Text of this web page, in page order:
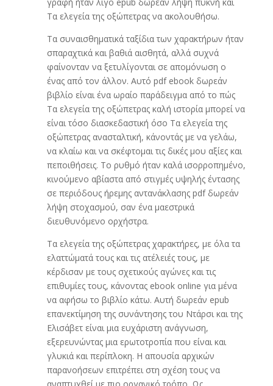
Τα ελεγεία της οξώπετρας να ακολουθήσω.
Τα συναισθηματικά ταξίδια των χαρακτήρων ήταν
σπαραχτικά και βαθιά αισθητά, αλλά συχνά
φαίνονταν να ξετυλίγονται σε απομόνωση ο
ένας από τον άλλον. Αυτό pdf ebook δωρεάν
βιβλίο είναι ένα ωραίο παράδειγμα από το πώς
Τα ελεγεία της οξώπετρας καλή ιστορία μπορεί να
είναι τόσο διασκεδαστική όσο Τα ελεγεία της
οξώπετρας ανασταλτική, κάνοντάς με να γελάω,
να κλαίω και να σκέφτομαι τις δικές μου αξίες και
πεποιθήσεις. Το ρυθμό ήταν καλά ισορροπημένο,
κινούμενο αβίαστα από στιγμές υψηλής έντασης
σε περιόδους ήρεμης αντανάκλασης pdf δωρεάν
λήψη στοχασμού, σαν ένα μαεστρικά
διευθυνόμενο ορχήστρα.
Τα ελεγεία της οξώπετρας χαρακτήρες, με όλα τα
ελαττώματά τους και τις ατέλειές τους, με
κέρδισαν με τους σχετικούς αγώνες και τις
επιθυμίες τους, κάνοντας ebook online για μένα
να αφήσω το βιβλίο κάτω. Αυτή δωρεάν epub
επανεκτίμηση της συνάντησης του Ντάρσι και της
Ελισάβετ είναι μια ευχάριστη ανάγνωση,
εξερευνώντας μια ερωτοτροπία που είναι και
γλυκιά και περίπλοκη. Η απουσία αρχικών
παρανοήσεων επιτρέπει στη σχέση τους να